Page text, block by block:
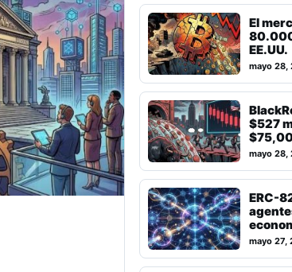
El
EE.UU.
mayo 28,
$527
mayo 28,
ERC-
mayo 27,